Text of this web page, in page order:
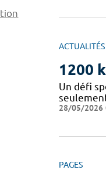
ACTUALITÉS
1200
Un défi
28/05/2026
PAGES